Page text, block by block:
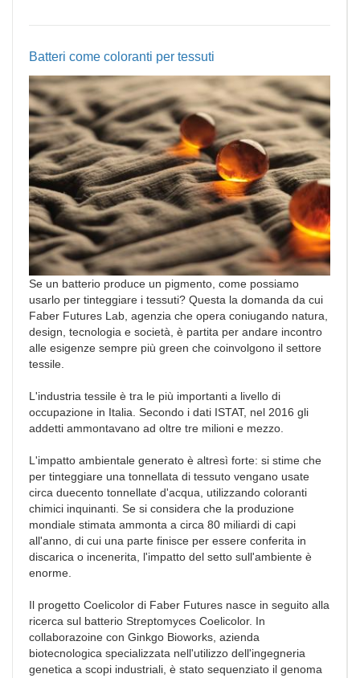
Batteri come coloranti per tessuti
Se un batterio produce un pigmento, come possiamo
usarlo per tinteggiare i tessuti? Questa la domanda da cui
Faber Futures Lab, agenzia che opera coniugando natura,
design, tecnologia e società, è partita per andare incontro
alle esigenze sempre più green che coinvolgono il settore
tessile.
L'industria tessile è tra le più importanti a livello di
occupazione in Italia. Secondo i dati ISTAT, nel 2016 gli
addetti ammontavano ad oltre tre milioni e mezzo.
L'impatto ambientale generato è altresì forte: si stime che
per tinteggiare una tonnellata di tessuto vengano usate
circa duecento tonnellate d'acqua, utilizzando coloranti
chimici inquinanti. Se si considera che la produzione
mondiale stimata ammonta a circa 80 miliardi di capi
all'anno, di cui una parte finisce per essere conferita in
discarica o incenerita, l'impatto del setto sull'ambiente è
enorme.
Il progetto Coelicolor di Faber Futures nasce in seguito alla
ricerca sul batterio Streptomyces Coelicolor. In
collaborazoine con Ginkgo Bioworks, azienda
biotecnologica specializzata nell'utilizzo dell'ingegneria
genetica a scopi industriali, è stato sequenziato il genoma